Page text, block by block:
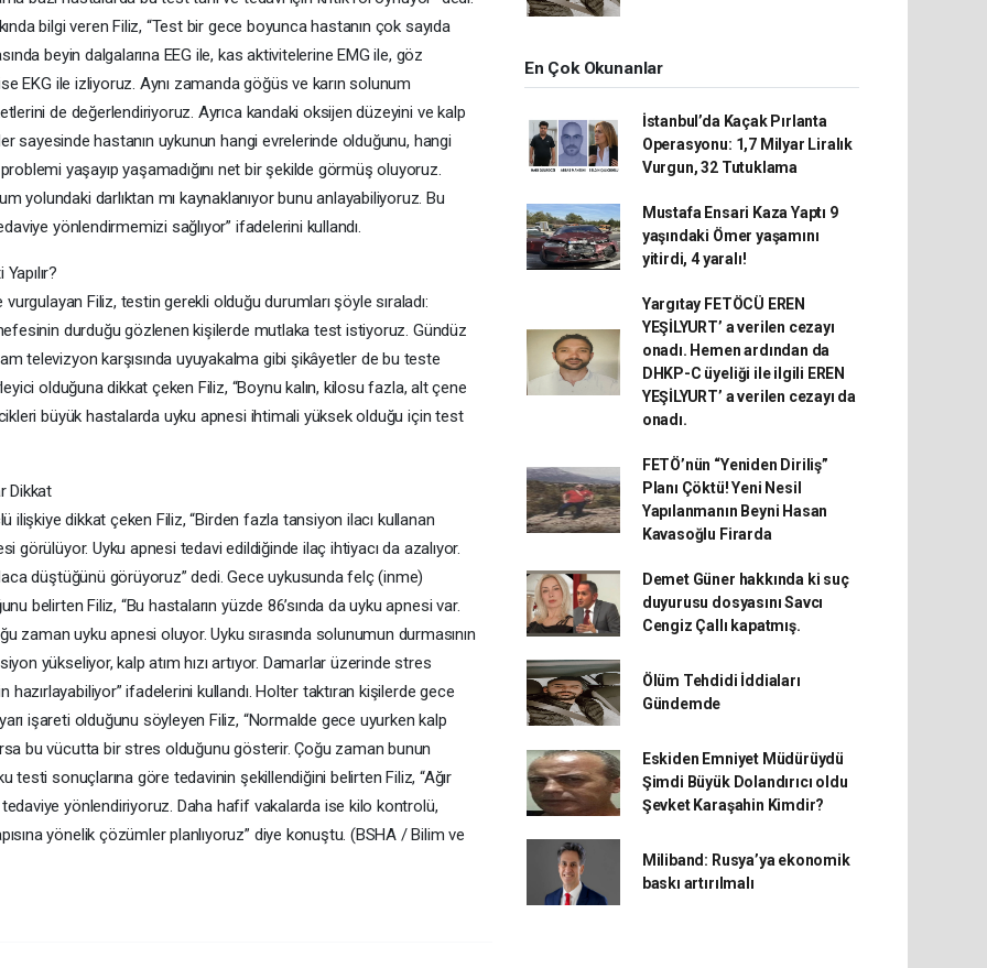
bilgi veren Filiz, “Test bir gece boyunca hastanın çok sayıda
beyin dalgalarına EEG ile, kas aktivitelerine EMG ile, göz
EKG ile izliyoruz. Aynı zamanda göğüs ve karın solunum
de değerlendiriyoruz. Ayrıca kandaki oksijen düzeyini ve kalp
sayesinde hastanın uykunun hangi evrelerinde olduğunu, hangi
yaşayıp yaşamadığını net bir şekilde görmüş oluyoruz.
yolundaki darlıktan mı kaynaklanıyor bunu anlayabiliyoruz. Bu
yönlendirmemizi sağlıyor” ifadelerini kullandı.
vurgulayan Filiz, testin gerekli olduğu durumları şöyle sıraladı:
durduğu gözlenen kişilerde mutlaka test istiyoruz. Gündüz
televizyon karşısında uyuyakalma gibi şikâyetler de bu teste
olduğuna dikkat çeken Filiz, “Boynu kalın, kilosu fazla, alt çene
büyük hastalarda uyku apnesi ihtimali yüksek olduğu için test
Dikkat
ilişkiye dikkat çeken Filiz, “Birden fazla tansiyon ilacı kullanan
görülüyor. Uyku apnesi tedavi edildiğinde ilaç ihtiyacı da azalıyor.
düştüğünü görüyoruz” dedi. Gece uykusunda felç (inme)
belirten Filiz, “Bu hastaların yüzde 86’sında da uyku apnesi var.
zaman uyku apnesi oluyor. Uyku sırasında solunumun durmasının
yükseliyor, kalp atım hızı artıyor. Damarlar üzerinde stres
ifadelerini kullandı. Holter taktıran kişilerde gece
işareti olduğunu söyleyen Filiz, “Normalde gece uyurken kalp
bu vücutta bir stres olduğunu gösterir. Çoğu zaman bunun
testi sonuçlarına göre tedavinin şekillendiğini belirten Filiz, “Ağır
yönlendiriyoruz. Daha hafif vakalarda ise kilo kontrolü,
yönelik çözümler planlıyoruz” diye konuştu. (BSHA / Bilim ve
En Çok Okunanlar
İstanbul’da Kaçak Pırlanta
Operasyonu: 1,7 Milyar Liralık
Vurgun, 32 Tutuklama
Mustafa Ensari Kaza Yaptı 9
yaşındaki Ömer yaşamını
yitirdi, 4 yaralı!
Yargıtay FETÖCÜ EREN
YEŞİLYURT’ a verilen cezayı
onadı. Hemen ardından da
DHKP-C üyeliği ile ilgili EREN
YEŞİLYURT’ a verilen cezayı da
onadı.
FETÖ’nün “Yeniden Diriliş”
Planı Çöktü! Yeni Nesil
Yapılanmanın Beyni Hasan
Kavasoğlu Firarda
Demet Güner hakkında ki suç
duyurusu dosyasını Savcı
Cengiz Çallı kapatmış.
Ölüm Tehdidi İddiaları
Gündemde
Eskiden Emniyet Müdürüydü
Şimdi Büyük Dolandırıcı oldu
Şevket Karaşahin Kimdir?
Miliband: Rusya’ya ekonomik
baskı artırılmalı